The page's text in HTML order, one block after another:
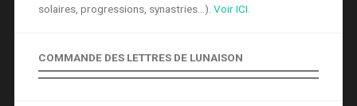
solaires, progressions, synastries...). Voir ICI.
COMMANDE DES LETTRES DE LUNAISON